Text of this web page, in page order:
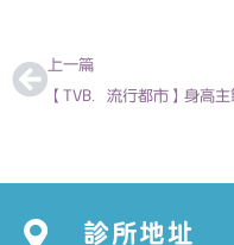
上一篇
診所地址